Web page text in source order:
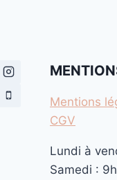
Mentions
CGV
Lundi à
Samedi :